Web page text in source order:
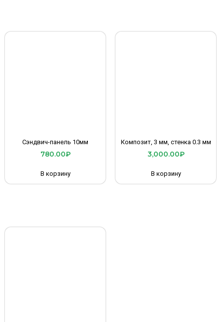
Сэндвич-панель 10мм
780.00₽
В корзину
Композит, 3 мм, стенка 0.3 мм
3,000.00₽
В корзину